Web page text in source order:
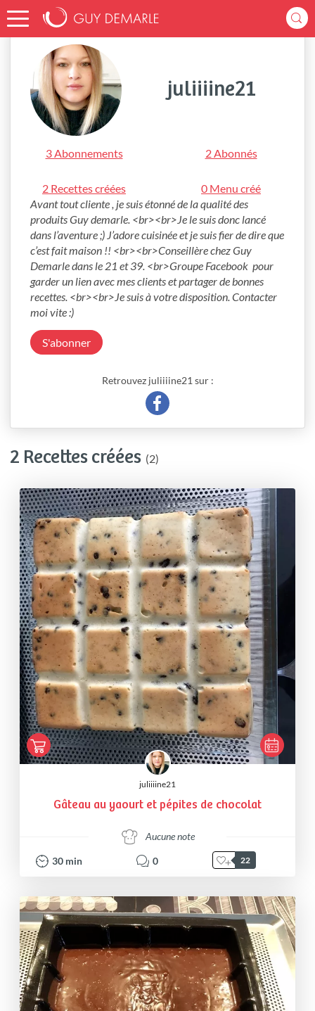
Accueil juliiiine21
juliiiine21
3 Abonnements 2 Abonnés
2 Recettes créées
0 Menu créé
Avant tout cliente , je suis étonné de la qualité des
produits Guy demarle. <br><br>Je le suis donc lancé
dans l’aventure ;) J’adore cuisinée et je suis fier de dire que
c’est fait maison !! <br><br>Conseillère chez Guy
Demarle dans le 21 et 39. <br>Groupe Facebook  pour
garder un lien avec mes clients et partager de bonnes
recettes. <br><br>Je suis à votre disposition. Contacter
moi vite :)
S'abonner
Retrouvez juliiiine21 sur :
2 Recettes créées (2)
juliiiine21
Gâteau au yaourt et pépites de chocolat
Aucune note
30 min 0 22